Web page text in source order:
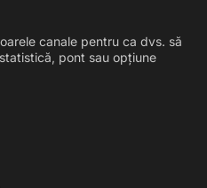
canale pentru ca dvs. să
pont sau opțiune